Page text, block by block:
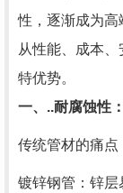
性，逐渐成为高
从性能、成本
特优势。
一、..耐腐蚀性
传统管材的痛点
镀锌钢管：锌层